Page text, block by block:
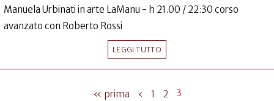
Manuela Urbinati in arte LaManu - h 21.00 / 22:30 corso
avanzato con Roberto Rossi
LEGGI TUTTO
« prima ‹ 1 2 3